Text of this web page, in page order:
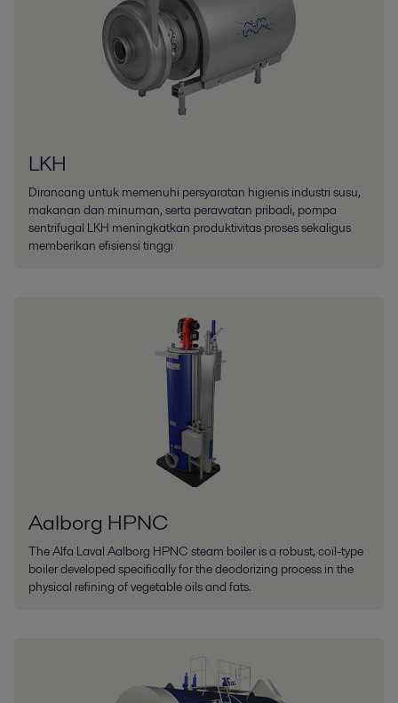
LKH
Dirancang untuk memenuhi persyaratan higienis industri susu,
makanan dan minuman, serta perawatan pribadi, pompa
sentrifugal LKH meningkatkan produktivitas proses sekaligus
memberikan efisiensi tinggi
Aalborg HPNC
The Alfa Laval Aalborg HPNC steam boiler is a robust, coil-type
boiler developed specifically for the deodorizing process in the
physical refining of vegetable oils and fats.